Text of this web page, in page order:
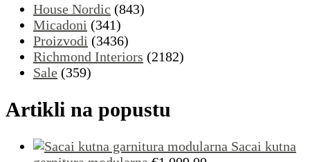
House Nordic (843)
Micadoni (341)
Proizvodi (3436)
Richmond Interiors (2182)
Sale (359)
Artikli na popustu
Sacai kutna